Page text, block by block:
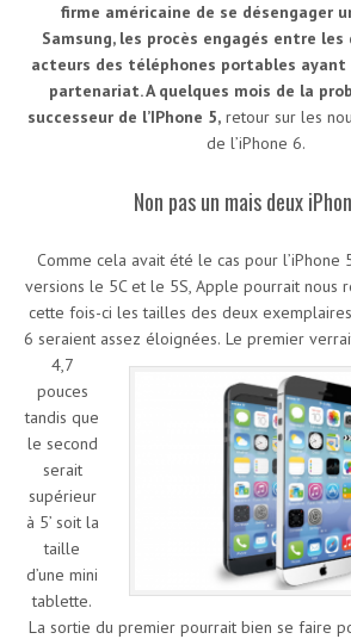
firme américaine de se désengager
Samsung, les procès engagés entre les
acteurs des téléphones portables ayant
partenariat. A quelques mois de la
successeur de l’IPhone 5,retour sur les
de l’iPhone 6.
Non pas un mais deux
Comme cela avait été le cas pour l’iPhone
versions le 5C et le 5S, Apple pourrait nous
cette fois-ci les tailles des deux
6 seraient assez éloignées. Le premier
4,7
pouces
tandis que
le second
serait
supérieur
à 5’ soit la
taille
d’une mini
tablette.
La sortie du premier pourrait bien se faire